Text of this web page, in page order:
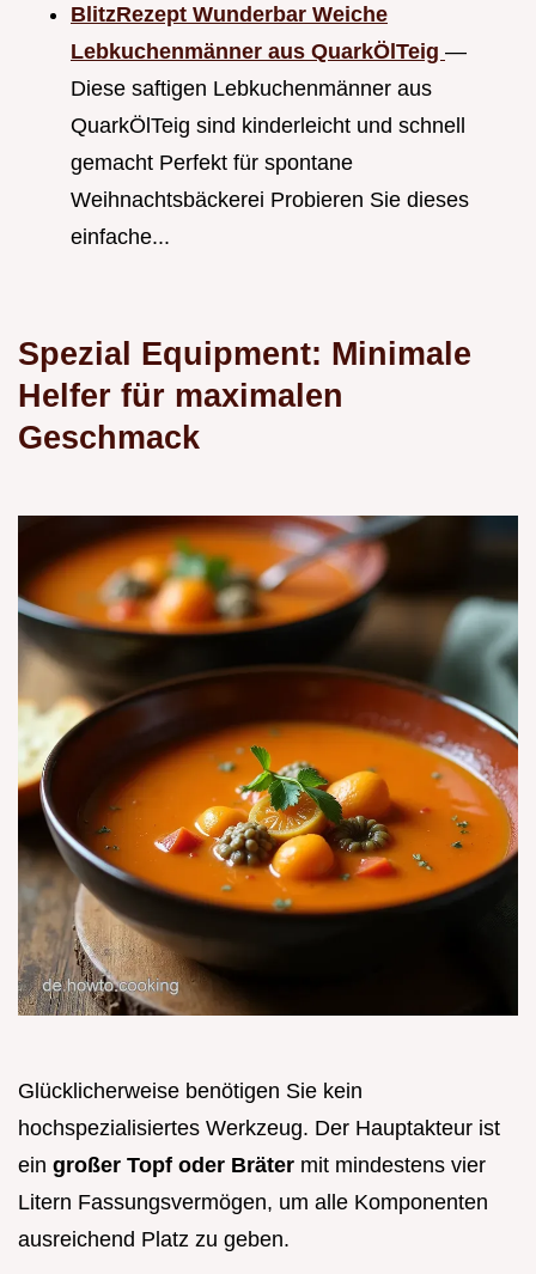
BlitzRezept Wunderbar Weiche
Lebkuchenmänner aus QuarkÖlTeig —
Diese saftigen Lebkuchenmänner aus
QuarkÖlTeig sind kinderleicht und schnell
gemacht Perfekt für spontane
Weihnachtsbäckerei Probieren Sie dieses
einfache...
Spezial Equipment: Minimale
Helfer für maximalen
Geschmack
Glücklicherweise benötigen Sie kein
hochspezialisiertes Werkzeug. Der Hauptakteur ist
ein großer Topf oder Bräter mit mindestens vier
Litern Fassungsvermögen, um alle Komponenten
ausreichend Platz zu geben.